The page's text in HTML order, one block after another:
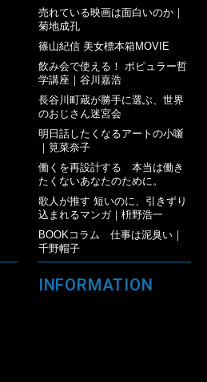
売れている映画は面白いのか｜
菊地成孔
篠山紀信 美女標本箱MOVIE
飲み会で使える！ ポピュラー哲
学講座｜谷川嘉浩
長谷川町蔵が勝手に選ぶ、世界
のおじさん迷宮会
明日話したくなるアートの小噺
｜筧菜奈子
働くを再設計する 本当は働き
たくないあなたのために。
歌人が推す 短いのに、引きずり
込まれるマンガ｜枡野浩一
BOOKコラム 仕事は泥臭い｜
千野帽子
INFORMATION